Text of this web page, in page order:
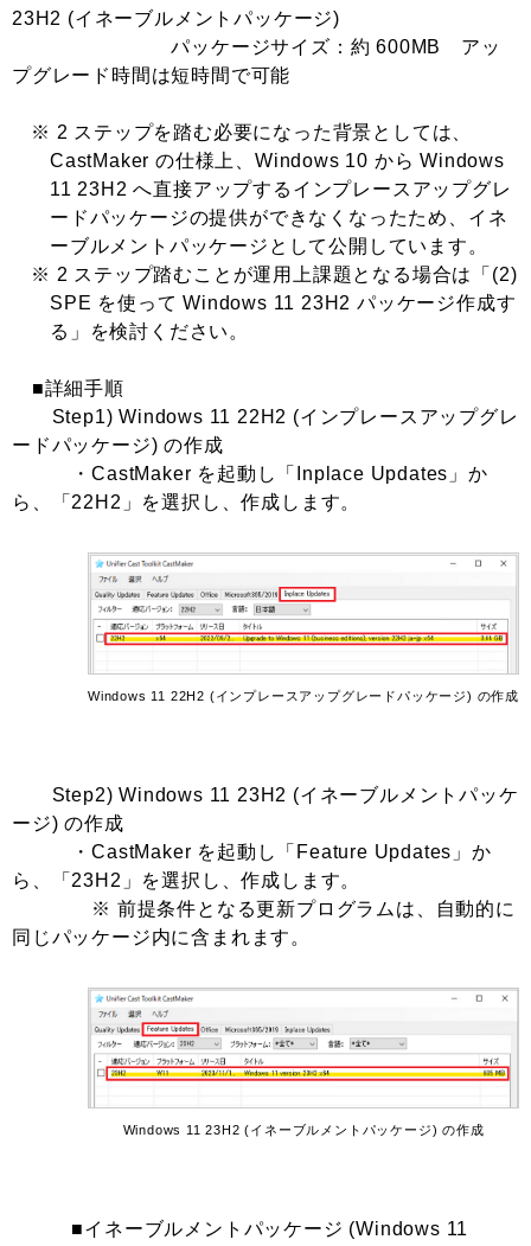
23H2 (イネーブルメントパッケージ)
パッケージサイズ：約 600MB アッ
プグレード時間は短時間で可能
※ 2 ステップを踏む必要になった背景としては、
CastMaker の仕様上、Windows 10 から Windows
11 23H2 へ直接アップするインプレースアップグレ
ードパッケージの提供ができなくなったため、イネ
ーブルメントパッケージとして公開しています。
※ 2 ステップ踏むことが運用上課題となる場合は「(2)
SPE を使って Windows 11 23H2 パッケージ作成す
る」を検討ください。
■詳細手順
Step1) Windows 11 22H2 (インプレースアップグレ
ードパッケージ) の作成
・CastMaker を起動し「Inplace Updates」か
ら、「22H2」を選択し、作成します。
Windows 11 22H2 (インプレースアップグレードパッケージ) の作成
Step2) Windows 11 23H2 (イネーブルメントパッケ
ージ) の作成
・CastMaker を起動し「Feature Updates」か
ら、「23H2」を選択し、作成します。
※ 前提条件となる更新プログラムは、自動的に
同じパッケージ内に含まれます。
Windows 11 23H2 (イネーブルメントパッケージ) の作成
■イネーブルメントパッケージ (Windows 11